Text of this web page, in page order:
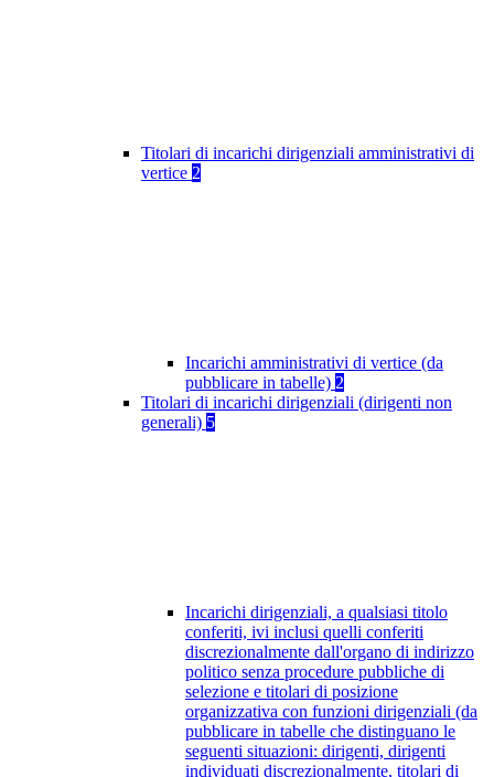
Titolari di incarichi dirigenziali amministrativi di
vertice 2
Incarichi amministrativi di vertice (da
pubblicare in tabelle) 2
Titolari di incarichi dirigenziali (dirigenti non
generali) 5
Incarichi dirigenziali, a qualsiasi titolo
conferiti, ivi inclusi quelli conferiti
discrezionalmente dall'organo di indirizzo
politico senza procedure pubbliche di
selezione e titolari di posizione
organizzativa con funzioni dirigenziali (da
pubblicare in tabelle che distinguano le
seguenti situazioni: dirigenti, dirigenti
individuati discrezionalmente, titolari di